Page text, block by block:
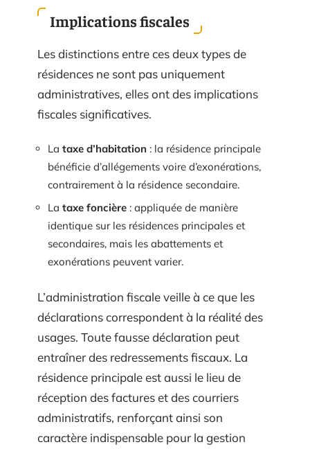
Implications fiscales
Les distinctions entre ces deux types de
résidences ne sont pas uniquement
administratives, elles ont des implications
fiscales significatives.
La taxe d’habitation : la résidence principale
bénéficie d’allégements voire d’exonérations,
contrairement à la résidence secondaire.
La taxe foncière : appliquée de manière
identique sur les résidences principales et
secondaires, mais les abattements et
exonérations peuvent varier.
L’administration fiscale veille à ce que les
déclarations correspondent à la réalité des
usages. Toute fausse déclaration peut
entraîner des redressements fiscaux. La
résidence principale est aussi le lieu de
réception des factures et des courriers
administratifs, renforçant ainsi son
caractère indispensable pour la gestion